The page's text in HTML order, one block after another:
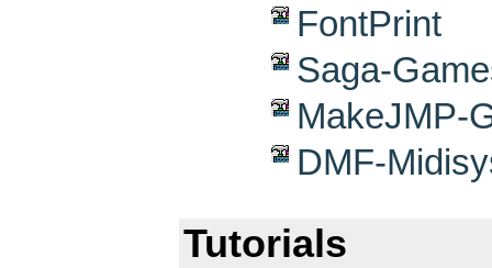
FontPrint
Saga-
MakeJMP-
DMF-
Tutorials